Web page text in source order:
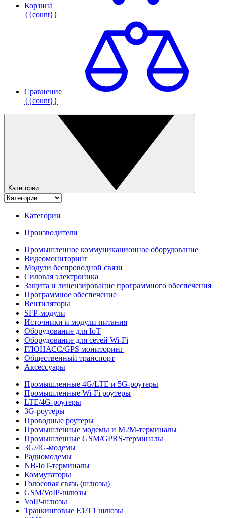
Корзина
{{count}}
Сравнение
{{count}}
Категории
Категории
Производители
Промышленное коммуникационное оборудование
Видеомониторинг
Модули беспроводной связи
Силовая электроника
Защита и лицензирование программного обеспечения
Программное обеспечение
Вентиляторы
SFP-модули
Источники и модули питания
Оборудование для IoT
Оборудование для сетей Wi-Fi
ГЛОНАСС/GPS мониторинг
Общественный транспорт
Аксессуары
Промышленные 4G/LTE и 5G-роутеры
Промышленные Wi-Fi роутеры
LTE/4G-роутеры
3G-роутеры
Проводные роутеры
Промышленные модемы и M2M-терминалы
Промышленные GSM/GPRS-терминалы
3G/4G-модемы
Радиомодемы
NB-IoT-терминалы
Коммутаторы
Голосовая связь (шлюзы)
GSM/VoIP-шлюзы
VoIP-шлюзы
Транкинговые E1/T1 шлюзы